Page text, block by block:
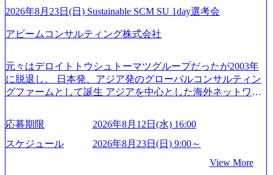
能 社内転職が活発であり、多様なスキルを1社で身に着ける
ことが可能 事業開発・運用を内包かする「オールインハウ
ス」型の組織体。社内スカウトや社内公募制度を用いて主
165942_70f09968-1b27-43e6-b849-1cd107c4f488_1200x698.web
p ## 働き方／WLB／待遇 内装8億円超のかっこいいオフィ
スがあり、 働き甲斐のあるランキング、新卒注目ランキン
ため事業創造の自由度が高く、赤字事業でも投資して長期
的な成長を若手に任せられる環境 対面でのコミュニケーシ
ョンメリットを重視するため出社勤務。1日の労働時間平均
ア組織） 2026年8月22日(土) 10:00～最長16:00 2026年8月10
ジタル人材育成の支援も盛んに行う 採用資料 (https://www.ac
2/Accenture-Recruiting-Brochure.pdf#zoom=50) 女性の活躍につ
rs/corporate/document/women-brochure.pdf#zoom=50) 社員発信
のキャリアブログ (https://www.accenture.com/jp-ja/blogs/japan-
careers-blog) 江川社長が語る「105点経営」 (https://business.ni
kkei.com/atcl/gen/19/00604/021600008/) 規模拡大で成功する理
6218) 大手広告代理店出身者などマーケティングのトップ人
材が集結するワケ (https://markezine.jp/article/detail/45446) エン
ジニアからコンサルタントへ。会社に入って、何が変わっ
た？ (https://www.businessinsider.jp/post-288838) プラダ：ラグ
2026年8月23日(日) Sustainable SCM SU 1day選考会
アビームコンサルティング株式会社
元々はデロイトトウシュトーマツグループだったが2003年
に脱退し、 日本発、アジア発のグローバルコンサルティン
グファームとして誕生 アジアを中心とした海外ネットワー
供している日系最大級の総合コンサルティングファーム
『Build Beyond As One ®.』をブランドメッセージに掲げ、
企業や組織の変革を通じて社会や産業の課題を解決し、未
確実な実現と社会的価値及び経済的価値の追求にも貢献 NE
応募期限
2026年8月12日(水) 16:00
スケジュール
2026年8月23日(日) 9:00～
View More